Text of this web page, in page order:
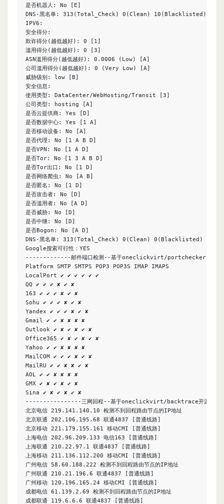
是否机器人: No [E]
DNS-黑名单: 313(Total_Check) 0(Clean) 10(Blacklisted)
IPV6:
安全得分:
欺诈得分(越低越好): 0 [1]
滥用得分(越低越好): 0 [3]
ASN滥用得分(越低越好): 0.0006 (Low) [A]
公司滥用得分(越低越好): 0 (Very Low) [A]
威胁级别: low [B]
安全信息:
使用类型: DataCenter/WebHosting/Transit [3]
公司类型: hosting [A]
是否云提供商: Yes [D]
是否数据中心: Yes [1 A]
是否移动设备: No [A]
是否代理: No [1 A B D]
是否VPN: No [1 A D]
是否Tor: No [1 3 A B D]
是否Tor出口: No [1 D]
是否网络爬虫: No [A B]
是否匿名: No [1 D]
是否攻击者: No [D]
是否滥用者: No [A D]
是否威胁: No [D]
是否中继: No [D]
是否Bogon: No [A D]
DNS-黑名单: 313(Total_Check) 0(Clean) 0(Blacklisted)
Google搜索可行性：YES
-------------邮件端口检测--基于oneclickvirt/portchecker开
Platform SMTP SMTPS POP3 POP3S IMAP IMAPS
LocalPort ✔ ✔ ✔ ✔ ✔ ✔
QQ ✔ ✔ ✔ ✘ ✔ ✘
163 ✔ ✔ ✔ ✘ ✔ ✘
Sohu ✔ ✔ ✔ ✘ ✔ ✘
Yandex ✔ ✔ ✔ ✘ ✔ ✘
Gmail ✔ ✔ ✘ ✘ ✘ ✘
Outlook ✔ ✘ ✔ ✘ ✔ ✘
Office365 ✔ ✘ ✔ ✘ ✔ ✘
Yahoo ✔ ✔ ✘ ✘ ✘ ✘
MailCOM ✔ ✔ ✔ ✘ ✔ ✘
MailRU ✔ ✔ ✘ ✘ ✔ ✘
AOL ✔ ✔ ✘ ✘ ✘ ✘
GMX ✔ ✘ ✔ ✘ ✔ ✘
Sina ✔ ✘ ✔ ✘ ✔ ✘
----------------三网回程--基于oneclickvirt/backtrace开源
北京电信 219.141.140.10 检测不到回程路由节点的IP地址
北京联通 202.106.195.68 联通4837 [普通线路]
北京移动 221.179.155.161 移动CMI [普通线路]
上海电信 202.96.209.133 电信163 [普通线路]
上海联通 210.22.97.1 联通4837 [普通线路]
上海移动 211.136.112.200 移动CMI [普通线路]
广州电信 58.60.188.222 检测不到回程路由节点的IP地址
广州联通 210.21.196.6 联通4837 [普通线路]
广州移动 120.196.165.24 移动CMI [普通线路]
成都电信 61.139.2.69 检测不到回程路由节点的IP地址
成都联通 119.6.6.6 联通4837 [普通线路]